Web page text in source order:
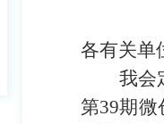
各有关单
我会
第39期微